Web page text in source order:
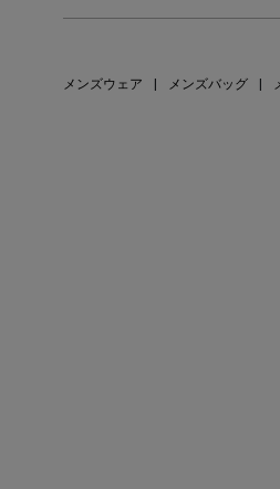
メンズウェア メンズバッグ